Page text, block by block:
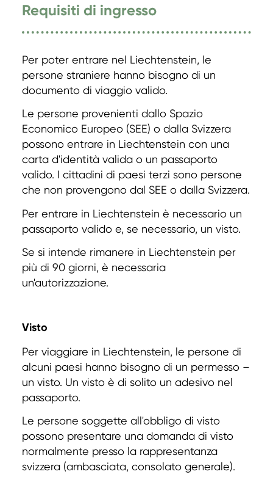
Requisiti di ingresso
Per poter entrare nel Liechtenstein, le
persone straniere hanno bisogno di un
documento di viaggio valido.
Le persone provenienti dallo Spazio
Economico Europeo (SEE) o dalla Svizzera
possono entrare in Liechtenstein con una
carta d'identità valida o un passaporto
valido. I cittadini di paesi terzi sono persone
che non provengono dal SEE o dalla Svizzera.
Per entrare in Liechtenstein è necessario un
passaporto valido e, se necessario, un visto.
Se si intende rimanere in Liechtenstein per
più di 90 giorni, è necessaria
un'autorizzazione.
Visto
Per viaggiare in Liechtenstein, le persone di
alcuni paesi hanno bisogno di un permesso –
un visto. Un visto è di solito un adesivo nel
passaporto.
Le persone soggette all'obbligo di visto
possono presentare una domanda di visto
normalmente presso la rappresentanza
svizzera (ambasciata, consolato generale).